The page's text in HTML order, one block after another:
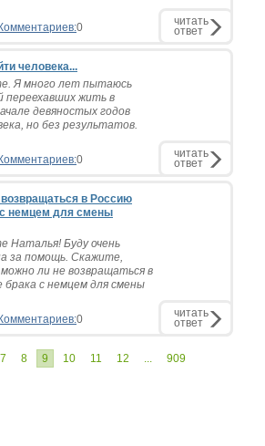
Комментариев:0 читать
ответ
человека...
Я много лет пытаюсь
переехавших жить в
девяностых годов
но без результатов.
Комментариев:0 читать
ответ
в Россию
немцем для смены
Наталья! Буду очень
за помощь. Скажите,
ли не возвращаться в
брака с немцем для смены
Комментариев:0 читать
ответ
7 8 9 10 11 12 ...
909